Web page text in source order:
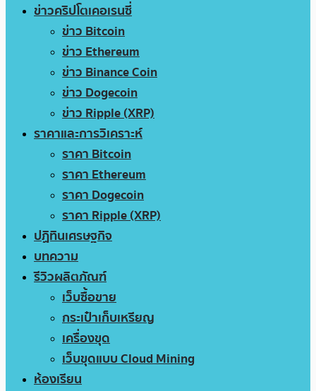
ข่าวคริปโตเคอเรนซี่
ข่าว Bitcoin
ข่าว Ethereum
ข่าว Binance Coin
ข่าว Dogecoin
ข่าว Ripple (XRP)
ราคาและการวิเคราะห์
ราคา Bitcoin
ราคา Ethereum
ราคา Dogecoin
ราคา Ripple (XRP)
ปฏิทินเศรษฐกิจ
บทความ
รีวิวผลิตภัณฑ์
เว็บซื้อขาย
กระเป๋าเก็บเหรียญ
เครื่องขุด
เว็บขุดแบบ Cloud Mining
ห้องเรียน